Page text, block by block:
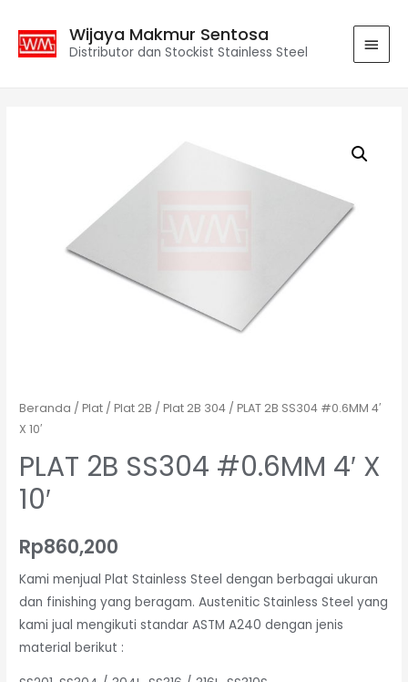
Wijaya Makmur Sentosa
Distributor dan Stockist Stainless Steel
Beranda /Plat /Plat 2B /Plat 2B 304 / PLAT 2B SS304 #0.6MM 4′
X 10′
PLAT 2B SS304 #0.6MM 4′ X
10′
Rp860,200
Kami menjual Plat Stainless Steel dengan berbagai ukuran
dan finishing yang beragam. Austenitic Stainless Steel yang
kami jual mengikuti standar ASTM A240 dengan jenis
material berikut :